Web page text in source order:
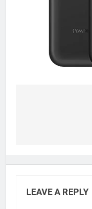
LEAVE A REPLY